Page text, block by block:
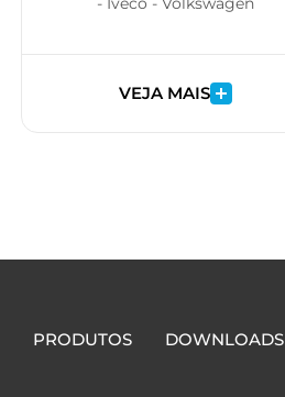
VEJA MAIS
PRODUTOS DOWNLOADS